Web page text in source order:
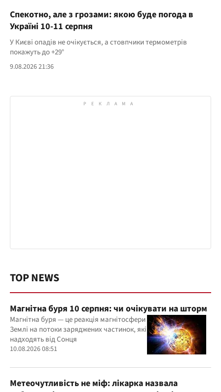
Спекотно, але з грозами: якою буде погода в
Україні 10-11 серпня
У Києві опадів не очікується, а стовпчики термометрів
покажуть до +29°
9.08.2026 21:36
TOP NEWS
Магнітна буря 10 серпня: чи очікувати на шторм
Магнітна буря — це реакція магнітосфери
Землі на потоки заряджених частинок, які
надходять від Сонця
10.08.2026 08:51
Метеочутливість не міф: лікарка назвала